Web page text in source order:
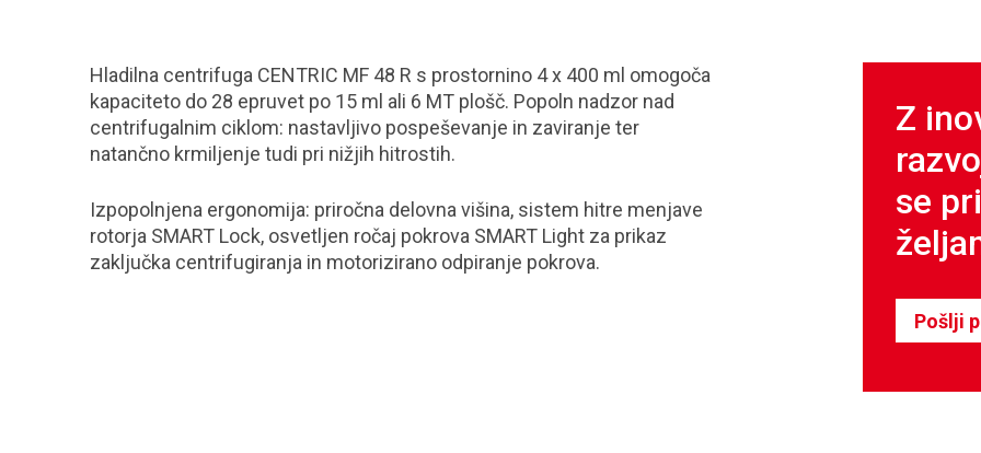
Hladilna centrifuga CENTRIC MF 48 R s prostornino 4 x 400 ml omogoča
kapaciteto do 28 epruvet po 15 ml ali 6 MT plošč. Popoln nadzor nad
centrifugalnim ciklom: nastavljivo pospeševanje in zaviranje ter
natančno krmiljenje tudi pri nižjih hitrostih.
Izpopolnjena ergonomija: priročna delovna višina, sistem hitre menjave
rotorja SMART Lock, osvetljen ročaj pokrova SMART Light za prikaz
zaključka centrifugiranja in motorizirano odpiranje pokrova.
Z
se
Pošlji